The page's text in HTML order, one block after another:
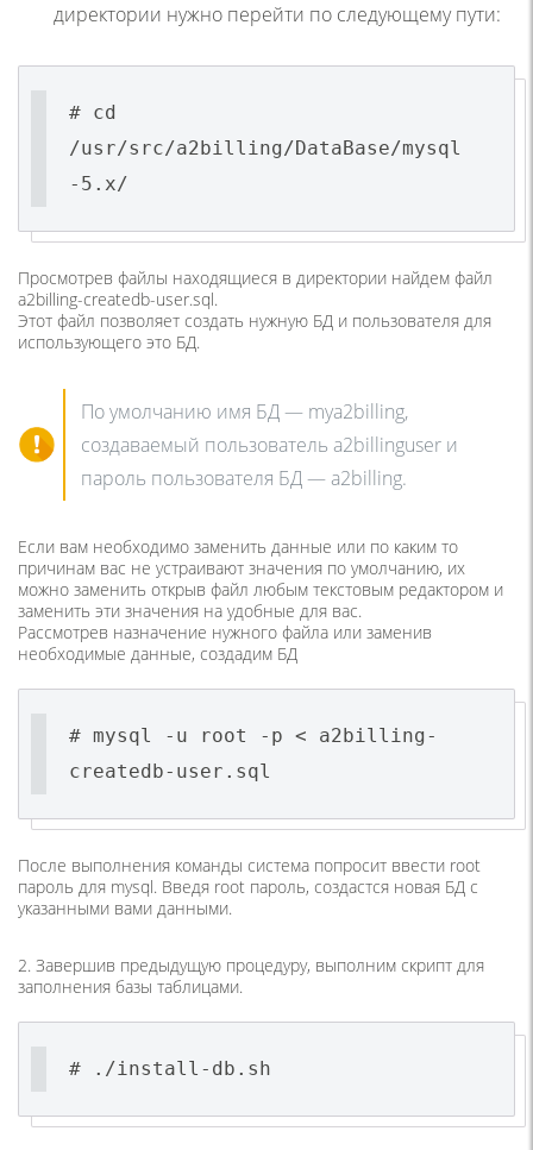
директории нужно перейти по следующему пути:
# cd
/usr/src/a2billing/DataBase/mysql
-5.x/
Просмотрев файлы находящиеся в директории найдем файл
a2billing-createdb-user.sql.
Этот файл позволяет создать нужную БД и пользователя для
использующего это БД.
По умолчанию имя БД — mya2billing,
создаваемый пользователь a2billinguser и
пароль пользователя БД — a2billing.
Если вам необходимо заменить данные или по каким то
причинам вас не устраивают значения по умолчанию, их
можно заменить открыв файл любым текстовым редактором и
заменить эти значения на удобные для вас.
Рассмотрев назначение нужного файла или заменив
необходимые данные, создадим БД
# mysql -u root -p < a2billing-
createdb-user.sql
После выполнения команды система попросит ввести root
пароль для mysql. Введя root пароль, создастся новая БД с
указанными вами данными.
2. Завершив предыдущую процедуру, выполним скрипт для
заполнения базы таблицами.
# ./install-db.sh